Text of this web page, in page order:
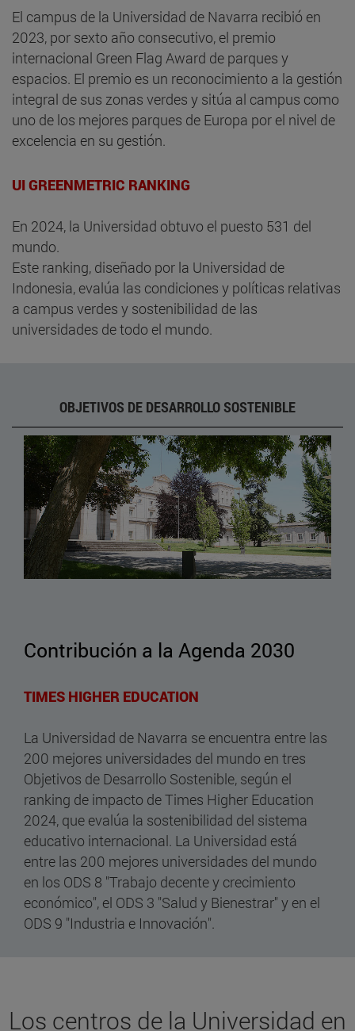
El campus de la Universidad de Navarra recibió en
2023, por sexto año consecutivo, el premio
internacional Green Flag Award de parques y
espacios. El premio es un reconocimiento a la gestión
integral de sus zonas verdes y sitúa al campus como
uno de los mejores parques de Europa por el nivel de
excelencia en su gestión.
UI GREENMETRIC RANKING
En 2024, la Universidad obtuvo el puesto 531 del
mundo.
​​Este ranking, diseñado por la Universidad de
Indonesia, evalúa las condiciones y políticas relativas
a campus verdes y sostenibilidad de las
universidades de todo el mundo.
OBJETIVOS DE DESARROLLO SOSTENIBLE
Contribución a la Agenda 2030
TIMES HIGHER EDUCATION
La Universidad de Navarra se encuentra entre las
200 mejores universidades del mundo en tres
Objetivos de Desarrollo Sostenible, según el
ranking de impacto de Times Higher Education
2024, que evalúa la sostenibilidad del sistema
educativo internacional. La Universidad está
entre las 200 mejores universidades del mundo
en los ODS 8 "Trabajo decente y crecimiento
económico", el ODS 3 "Salud y Bienestrar" y en el
ODS 9 "Industria e Innovación".
Los centros de la Universidad en